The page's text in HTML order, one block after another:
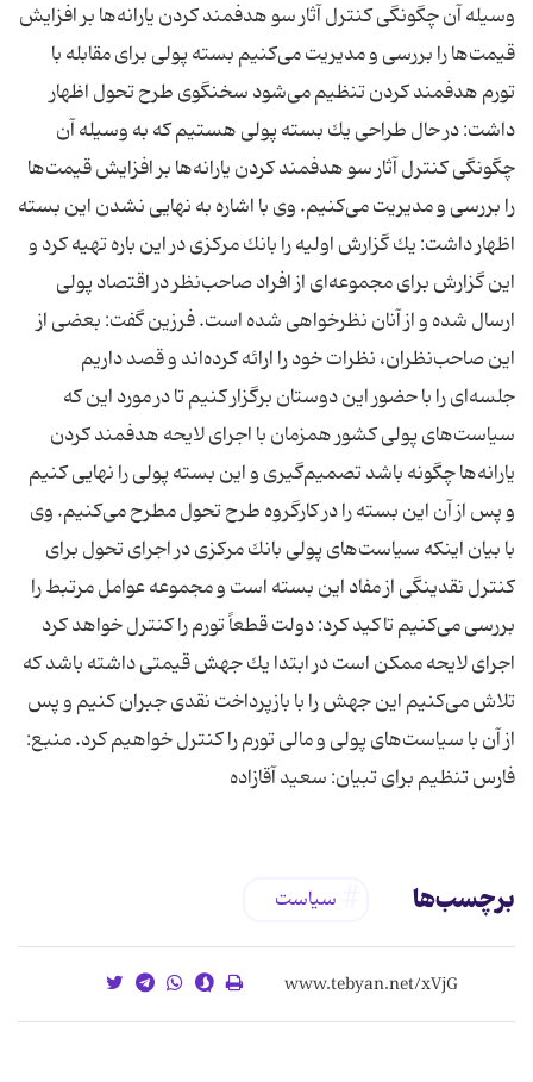
وسیله آن چگونگی كنترل آثار سو هدفمند كردن یارانه‌‌ها بر افزایش
قیمت‌ها را بررسی و مدیریت می‌كنیم بسته پولی برای مقابله با
تورم هدفمند كردن تنظیم می‌شود سخنگوی طرح تحول اظهار
داشت: در حال طراحی یك بسته پولی هستیم كه به وسیله آن
چگونگی كنترل آثار سو هدفمند كردن یارانه‌‌ها بر افزایش قیمت‌ها
را بررسی و مدیریت می‌كنیم. وی با اشاره به نهایی نشدن این بسته
اظهار داشت: یك گزارش اولیه را بانك مركزی در این باره تهیه كرد و
این گزارش برای مجموعه‌ای از افراد صاحب‌نظر در اقتصاد پولی
ارسال شده و از آنان نظرخواهی شده است. فرزین گفت: بعضی از
این صاحب‌نظران، نظرات خود را ارائه كرده‌اند و قصد داریم
جلسه‌ای را با حضور این دوستان برگزار كنیم تا در مورد این كه
سیاست‌های پولی كشور همزمان با اجرای لایحه هدفمند كردن
یارانه‌ها چگونه باشد تصمیم‌گیری و این بسته پولی را نهایی كنیم
و پس از آن این بسته را در كارگروه طرح تحول مطرح می‌كنیم. وی
با بیان اینكه سیاست‌های پولی بانك مركزی در اجرای تحول برای
كنترل نقدینگی از مفاد این بسته است و مجموعه عوامل مرتبط را
بررسی می‌كنیم تاكید كرد: دولت قطعاً تورم را كنترل خواهد كرد
اجرای لایحه ممكن است در ابتدا یك جهش قیمتی داشته باشد كه
تلاش می‌كنیم این جهش را با بازپرداخت نقدی جبران كنیم و پس
از آن با سیاست‌های پولی و مالی تورم را كنترل خواهیم كرد. منبع:
فارس تنظیم برای تبیان: سعید آقازاده
برچسب‌ها سیاست